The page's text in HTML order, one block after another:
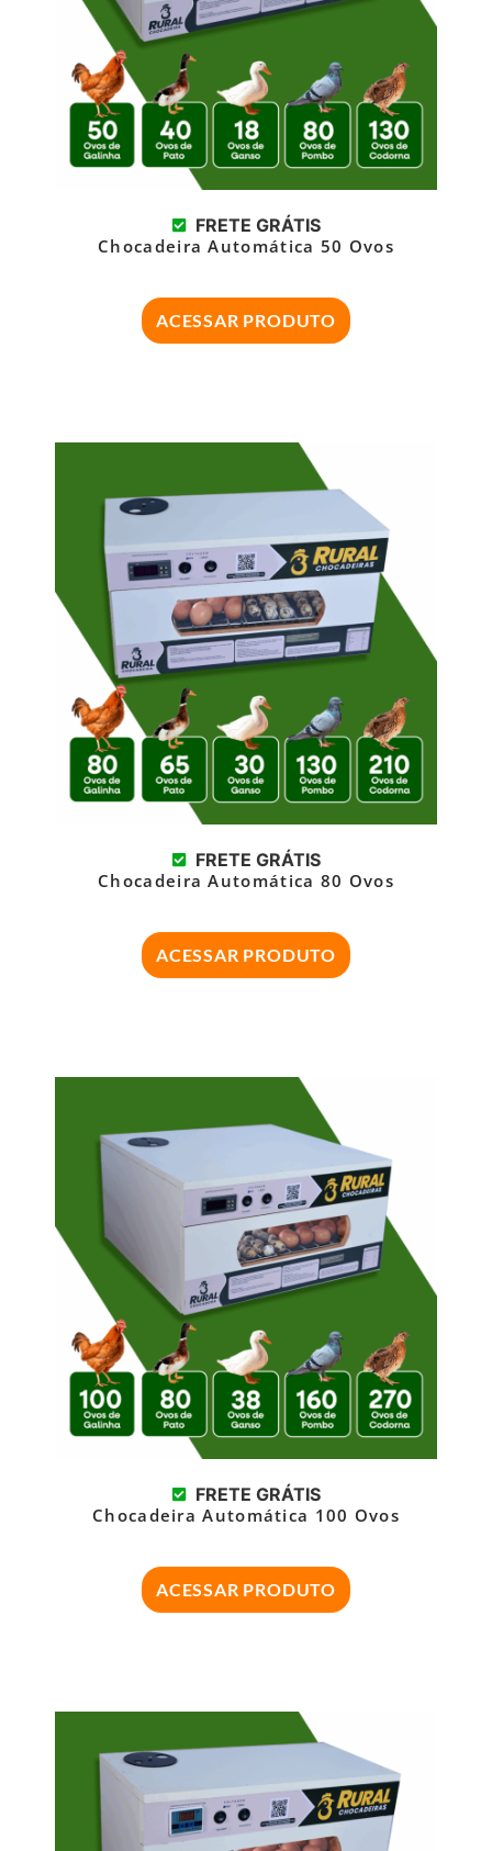
FRETE GRÁTIS
Chocadeira Automática 50 Ovos
ACESSAR PRODUTO
FRETE GRÁTIS
Chocadeira Automática 80 Ovos
ACESSAR PRODUTO
FRETE GRÁTIS
Chocadeira Automática 100 Ovos
ACESSAR PRODUTO